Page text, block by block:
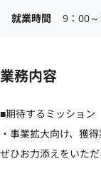
就業時間
9：00
業務内容
■期待するミッション
・事業拡大向け、獲
ぜひお力添えをいただ